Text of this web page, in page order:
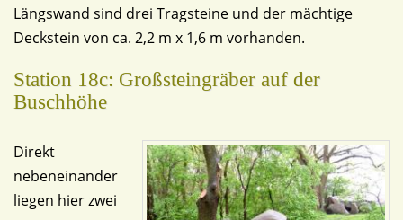
Längswand sind drei Tragsteine und der mächtige
Deckstein von ca. 2,2 m x 1,6 m vorhanden.
Station 18c: Großsteingräber auf der
Buschhöhe
Direkt
nebeneinander
liegen hier zwei